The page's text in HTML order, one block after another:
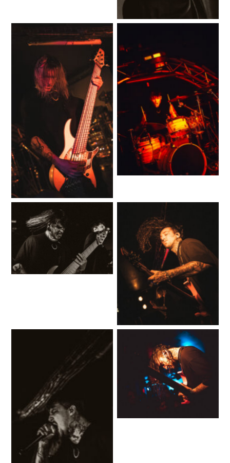
No Caption
No Caption
No Caption
No Caption
No Caption